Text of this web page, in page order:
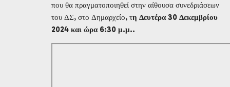
που θα πραγματοποιηθεί στην αίθουσα συνεδριάσεων
του ΔΣ, στο Δημαρχείο, τη Δευτέρα 30 Δεκεμβρίου
2024 και ώρα 6:30 μ.μ..